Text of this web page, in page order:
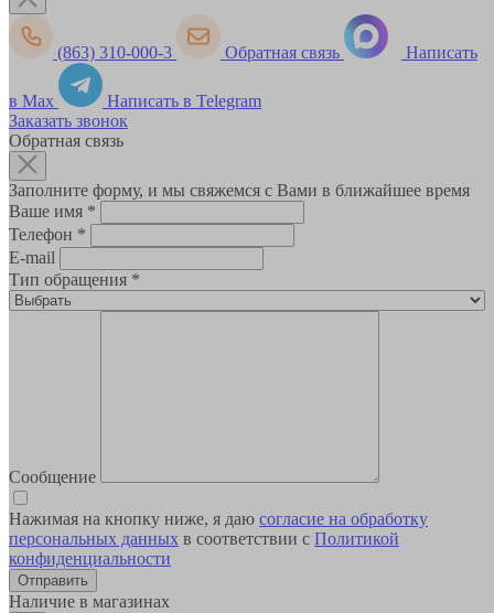
(863) 310-000-3 Обратная связь Написать
в Max
Написать в Telegram
Заказать звонок
Обратная связь
Заполните форму, и мы свяжемся с Вами в ближайшее время
Ваше имя *
Телефон *
E-mail
Тип обращения *
Сообщение
Нажимая на кнопку ниже, я даю согласие на обработку
персональных данных в соответствии с Политикой
конфиденциальности
Наличие в магазинах